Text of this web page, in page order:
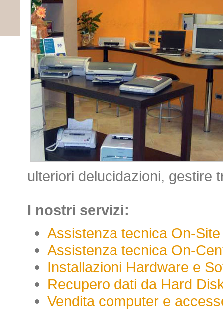
ulteriori delucidazioni, gestire
I nostri servizi:
Assistenza tecnica On-Site
Assistenza tecnica On-
Installazioni Hardware e
Recupero dati da Hard
Vendita computer e